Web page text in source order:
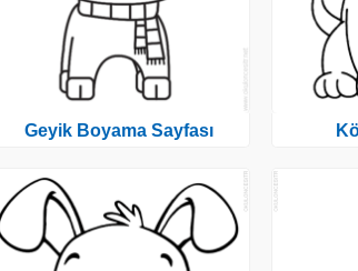
Geyik Boyama Sayfası